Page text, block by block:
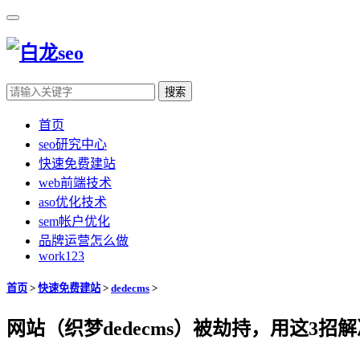
搜索
首页
seo研究中心
快速免费建站
web前端技术
aso优化技术
sem帐户优化
品牌运营怎么做
work123
首页 > 快速免费建站> dedecms >
网站（织梦dedecms）被劫持，用这3招